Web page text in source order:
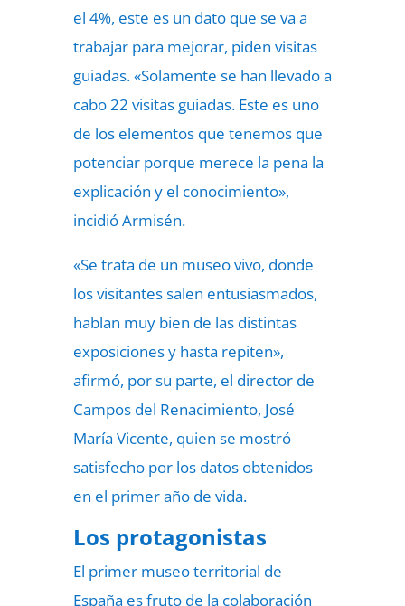
el 4%, este es un dato que se va a
trabajar para mejorar, piden visitas
guiadas. «Solamente se han llevado a
cabo 22 visitas guiadas. Este es uno
de los elementos que tenemos que
potenciar porque merece la pena la
explicación y el conocimiento»,
incidió Armisén.
«Se trata de un museo vivo, donde
los visitantes salen entusiasmados,
hablan muy bien de las distintas
exposiciones y hasta repiten»,
afirmó, por su parte, el director de
Campos del Renacimiento, José
María Vicente, quien se mostró
satisfecho por los datos obtenidos
en el primer año de vida.
Los protagonistas
El primer museo territorial de
España es fruto de la colaboración